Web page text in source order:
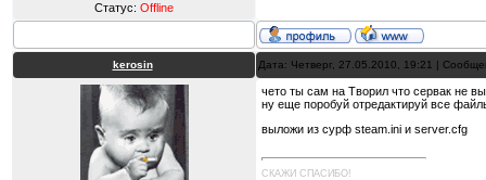
Статус: Offline
kerosin Дата: Четверг, 27.05.2010, 19:21 |
чето ты сам на Творил что сервак не
ну еще поробуй отредактируй все
выложи из сурф steam.ini и server.cfg
СКАЖИ СПАСИБО!